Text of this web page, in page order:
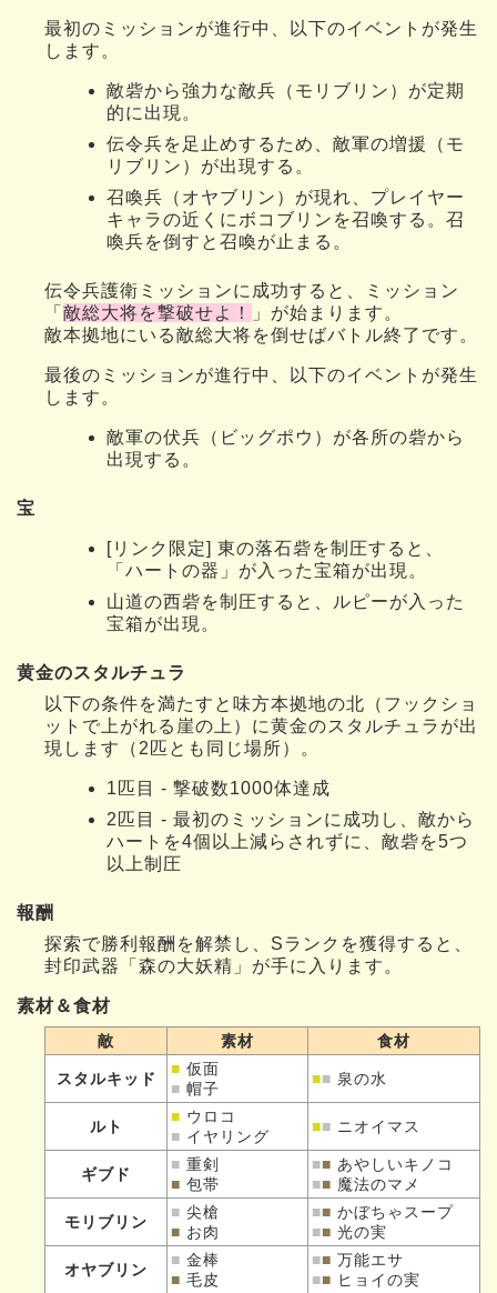
最初のミッションが進行中、以下のイベントが発生
します。
敵砦から強力な敵兵（モリブリン）が定期
的に出現。
伝令兵を足止めするため、敵軍の増援（モ
リブリン）が出現する。
召喚兵（オヤブリン）が現れ、プレイヤー
キャラの近くにボコブリンを召喚する。召
喚兵を倒すと召喚が止まる。
伝令兵護衛ミッションに成功すると、ミッション
「 敵総大将を撃破せよ！
」が始まります。
敵本拠地にいる敵総大将を倒せばバトル終了です。
最後のミッションが進行中、以下のイベントが発生
します。
敵軍の伏兵（ビッグポウ）が各所の砦から
出現する。
宝
[リンク限定] 東の落石砦を制圧すると、
「ハートの器」が入った宝箱が出現。
山道の西砦を制圧すると、ルピーが入った
宝箱が出現。
黄金のスタルチュラ
以下の条件を満たすと味方本拠地の北（フックショ
ットで上がれる崖の上）に黄金のスタルチュラが出
現します（2匹とも同じ場所）。
1匹目 - 撃破数1000体達成
2匹目 - 最初のミッションに成功し、敵から
ハートを4個以上減らされずに、敵砦を5つ
以上制圧
報酬
探索で勝利報酬を解禁し、Sランクを獲得すると、
封印武器「森の大妖精」が手に入ります。
素材＆食材
敵 素材 食材
スタルキッド
■ 仮面
■ 帽子
■■ 泉の水
ルト
■ ウロコ
■ イヤリング
■■ ニオイマス
ギブド
■ 重剣
■ 包帯
■■ あやしいキノコ
■■ 魔法のマメ
モリブリン
■ 尖槍
■ お肉
■■ かぼちゃスープ
■■ 光の実
オヤブリン
■ 金棒
■ 毛皮
■■ 万能エサ
■■ ヒョイの実